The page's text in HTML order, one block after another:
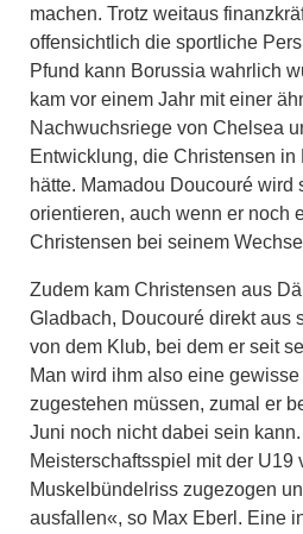
machen. Trotz weitaus
offensichtlich die sportliche
Pfund kann Borussia wahrlich
kam vor einem Jahr mit einer
Nachwuchsriege von Chelsea
Entwicklung, die Christensen
hätte. Mamadou Doucouré wird
orientieren, auch wenn er noch
Christensen bei seinem
Zudem kam Christensen aus
Gladbach, Doucouré direkt aus
von dem Klub, bei dem er seit
Man wird ihm also eine
zugestehen müssen, zumal er
Juni noch nicht dabei sein
Meisterschaftsspiel mit der U19
Muskelbündelriss zugezogen
ausfallen«, so Max Eberl. Eine